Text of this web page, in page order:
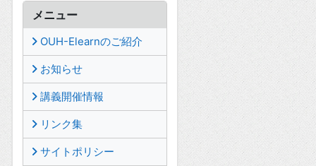
メニュー
OUH-Elearnのご紹介
お知らせ
講義開催情報
リンク集
サイトポリシー